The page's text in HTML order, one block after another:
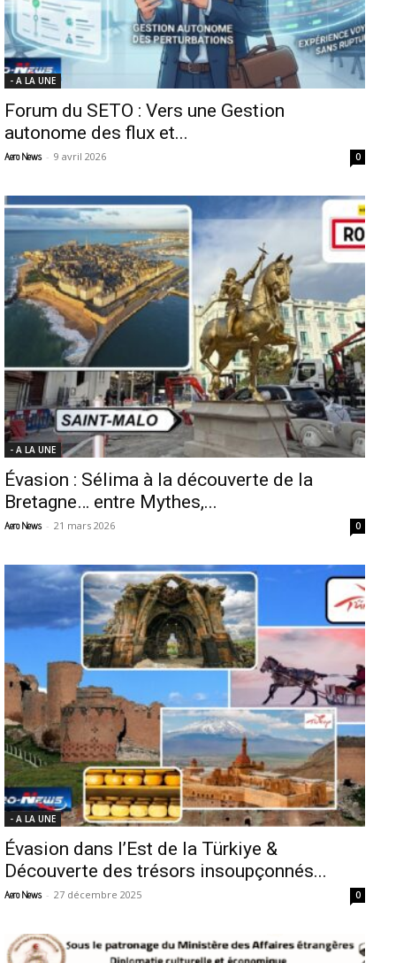
- A LA UNE
Forum du SETO : Vers une Gestion
autonome des flux et...
Aero News - 9 avril 2026 0
- A LA UNE
Évasion : Sélima à la découverte de la
Bretagne… entre Mythes,...
Aero News - 21 mars 2026 0
- A LA UNE
Évasion dans l’Est de la Türkiye &
Découverte des trésors insoupçonnés...
Aero News - 27 décembre 2025 0